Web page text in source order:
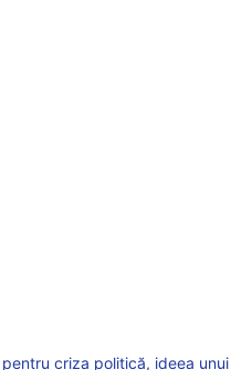
criza politică, ideea unui